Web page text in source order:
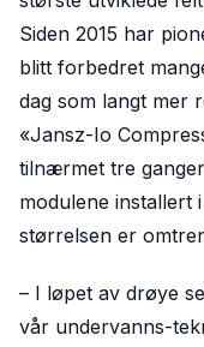
Siden 2015 har
blitt forbedret
dag som langt mer
«Jansz-Io
tilnærmet tre
modulene installert
størrelsen er
– I løpet av drøye
vår undervanns-